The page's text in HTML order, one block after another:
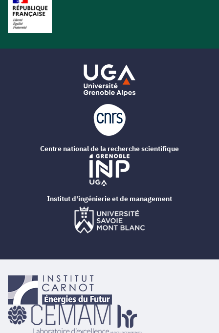
Centre national de la recherche scientifique
Institut d'ingénierie et de management